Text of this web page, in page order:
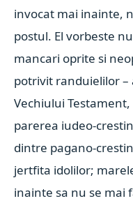
invocat mai inainte,
postul. El vorbeste
mancari oprite si
potrivit randuielilor –
Vechiului
parerea iudeo-
dintre pagano-
jertfita idolilor;
inainte sa nu se mai